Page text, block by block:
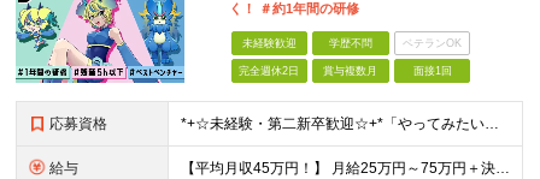
く！ ＃約1年間の研修
未経験歓迎 学歴不問 ベテランOK
完全週休2日 賞与複数月 面接1回
応募資格 *+☆未経験・第⼆新卒歓迎☆+*「やってみたい」で挑戦OK◎ ⼿に職をつけて憧れのWeb業界へ♪ 「 スキルに自信がない・・・ 」 「 デザイナーやエンジニアは興味あるけどよくわからない・・・ 」
給与 【平均月収45万円！】 月給25万円～75万円＋決算賞与＋インセンティブ 【研修期間中】 ⽉給22.1万円〜30万円＋インセンティブ ＼年収400万円UPの事例も多数！／ 【デビュー1年目】 ⽉給